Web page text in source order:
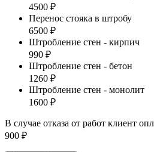
4500 ₽
Перенос стояка в штробу
6500 ₽
Штробление стен - кирпич
990 ₽
Штробление стен - бетон
1260 ₽
Штробление стен - монолит
1600 ₽
В случае отказа от работ клиент
900 ₽